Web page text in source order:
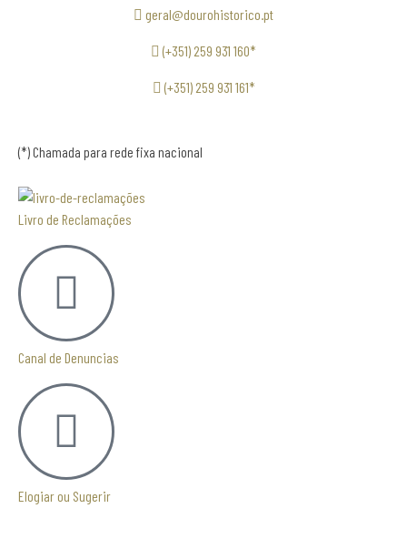
geral@dourohistorico.pt
(+351) 259 931 160*
(+351) 259 931 161*
(*) Chamada para rede fixa nacional
Livro de Reclamações
Canal de Denuncias
Elogiar ou Sugerir